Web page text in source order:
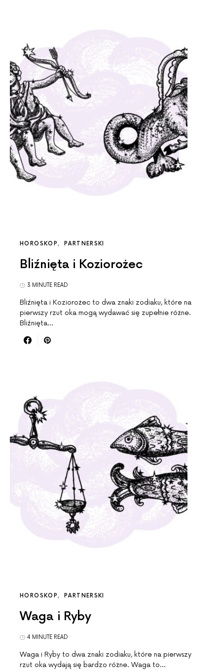
HOROSKOP PARTNERSKI
Bliźnięta i Koziorożec
3 MINUTE READ
Bliźnięta i Koziorożec to dwa znaki zodiaku, które na
pierwszy rzut oka mogą wydawać się zupełnie różne.
Bliźnięta…
HOROSKOP PARTNERSKI
Waga i Ryby
4 MINUTE READ
Waga i Ryby to dwa znaki zodiaku, które na pierwszy
rzut oka wydają się bardzo różne. Waga to…